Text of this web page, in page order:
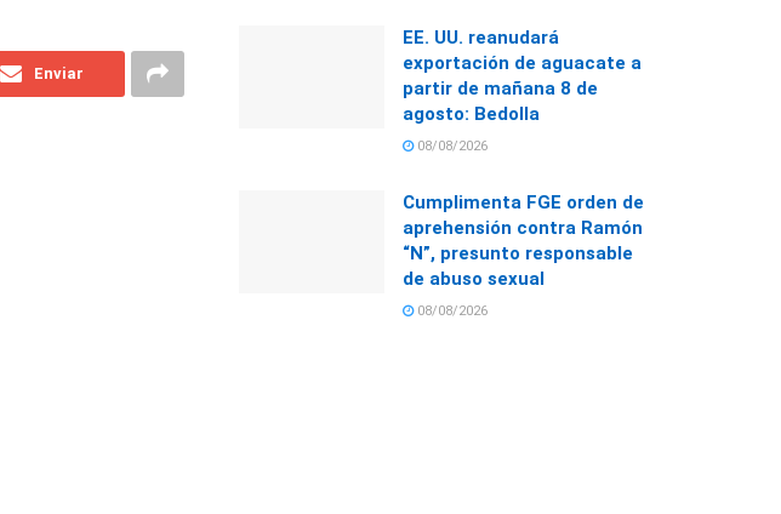
Enviar
EE. UU. reanudará
exportación de aguacate a
partir de mañana 8 de
agosto: Bedolla
08/08/2026
Cumplimenta FGE orden de
aprehensión contra Ramón
“N”, presunto responsable
de abuso sexual
08/08/2026